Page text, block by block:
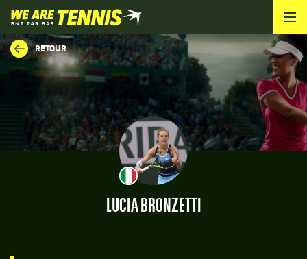
We
are
Tennis
by
BNP
RETOUR
LUCIA BRONZETTI